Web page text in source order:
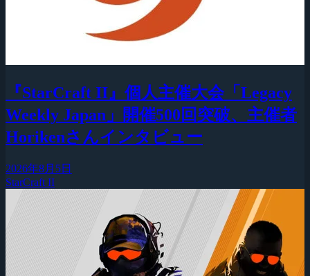
『StarCraft II』個人主催大会「Legacy
Weekly Japan」開催500回突破、主催者
Horikenさんインタビュー
2026年8月5日
StarCraft II